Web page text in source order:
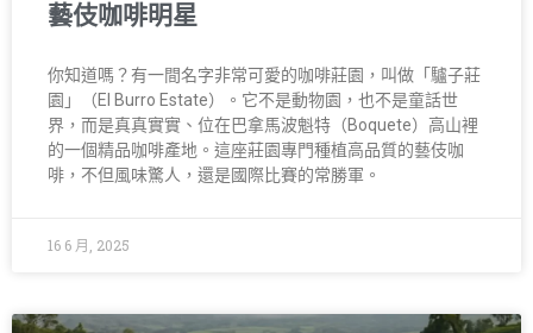
藝伎咖啡明星
你知道嗎？有一間名字非常可愛的咖啡莊園，叫做「驢子莊
園」（El Burro Estate）。它不是動物園，也不是童話世
界，而是真真實實、位在巴拿馬波魁特（Boquete）高山裡
的一個精品咖啡產地。這座莊園專門種植高品質的藝伎咖
啡，不但風味驚人，還是國際比賽的常勝軍。
16 6 月, 2025